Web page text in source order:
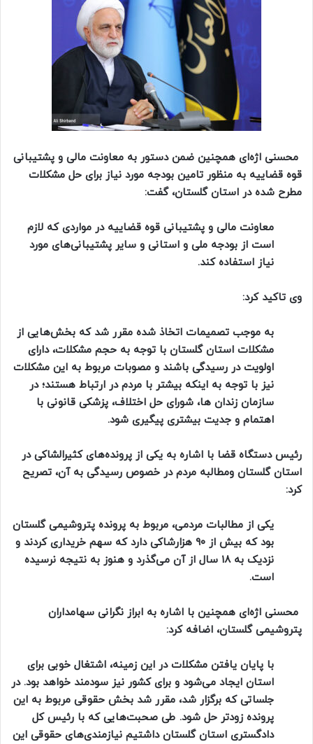
محسنی اژه‌ای همچنین ضمن دستور به معاونت مالی و پشتیبانی
قوه قضاییه به منظور تامین بودجه مورد نیاز برای حل مشکلات
مطرح شده در استان گلستان، گفت:
معاونت مالی و پشتیبانی قوه قضاییه در مواردی که لازم
است از بودجه ملی و استانی و سایر پشتیبانی‌های مورد
نیاز استفاده کند.
وی تاکید کرد:
به موجب تصمیمات اتخاذ شده مقرر شد که بخش‌هایی از
مشکلات استان گلستان با توجه به حجم مشکلات، دارای
اولویت در رسیدگی باشند و مصوبات مربوط به این مشکلات
نیز با توجه به اینکه بیشتر با مردم در ارتباط هستند؛ در
سازمان زندان ها، شورای حل اختلاف، پزشکی قانونی با
اهتمام و جدیت بیشتری پیگیری شود.
رئیس دستگاه قضا با اشاره به یکی از پرونده‌های کثیرالشاکی در
استان گلستان ومطالبه مردم در خصوص رسیدگی به آن، تصریح
کرد:
یکی از مطالبات مردمی، مربوط به پرونده پتروشیمی گلستان
بود که بیش از ۹۰ هزارشاکی دارد که سهم خریداری کردند و
نزدیک به ۱۸ سال از آن می‌گذرد و هنوز به نتیجه نرسیده
است.
محسنی اژه‌ای همچنین با اشاره به ابراز نگرانی سهامداران
پتروشیمی گلستان، اضافه کرد:
با پایان یافتن مشکلات در این زمینه، اشتغال خوبی برای
استان ایجاد می‌شود و برای کشور نیز سودمند خواهد بود. در
جلساتی که برگزار شد، مقرر شد بخش حقوقی مربوط به این
پرونده زودتر حل شود. طی صحبت‌هایی که با رئیس کل
دادگستری استان گلستان داشتیم نیازمندی‌های حقوقی این